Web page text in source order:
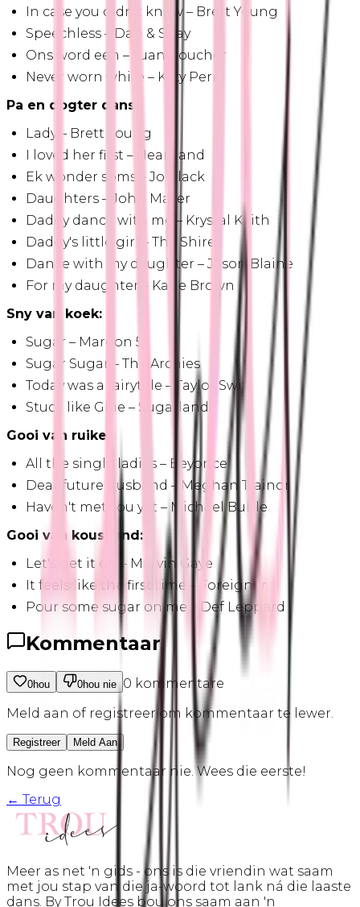
In case you didn't know – Brett Young
Speechless – Dan & Shay
Ons word een – Juan Boucher
Never worn white – Katy Perry
Pa en dogter dans:
Lady – Brett Young
I loved her first – Heartland
Ek wonder soms – Jo Black
Daughters – John Mayer
Daddy dance with me – Krystal Keith
Daddy's little girl – The Shires
Dance with my daughter – Jason Blaine
For my daughter – Kane Brown
Sny van koek:
Sugar – Maroon 5
Sugar Sugar – The Archies
Today was a fairytale – Taylor Swift
Stuck like Glue – Sugarland
Gooi van ruiker:
All the single ladies – Beyonce
Dear future husband – Meghan Trainor
Haven't met you yet – Michael Buble
Gooi van kousband:
Let's get it on – Marvin Gaye
It feels like the first time – Foreigner
Pour some sugar on me – Def Leppard
Kommentaar
0hou 0hou nie 0 kommentare
Meld aan of registreer om kommentaar te lewer.
Registreer Meld Aan
Nog geen kommentaar nie. Wees die eerste!
← Terug
Meer as net 'n gids - ons is die vriendin wat saam
met jou stap van die ja-woord tot lank ná die laaste
dans. By Trou Idees bou ons saam aan 'n